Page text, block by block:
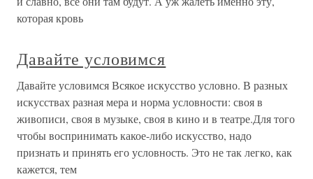
которая кровь
Давайте условимся
Давайте условимся Всякое искусство условно. В разных
искусствах разная мера и норма условности: своя в
живописи, своя в музыке, своя в кино и в театре.Для того
чтобы воспринимать какое-либо искусство, надо
признать и принять его условность. Это не так легко, как
кажется, тем